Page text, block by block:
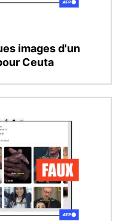
images d'un
Ceuta